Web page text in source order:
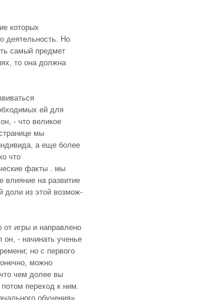
которых
деятельность. Но
самый пред­мет
то она должна
ей для
- что великое
мы
а еще более
что
факты . мы
на развитие
доли из этой возмож­
игры и направлено
он, - начинать ученье
но с первого
можно
чем долее вы
потом переход к ним.
обучения»